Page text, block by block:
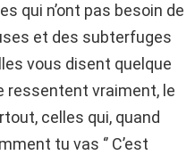
qui n’ont pas besoin de
et des subterfuges
vous disent quelque
ressentent vraiment, le
celles qui, quand
tu vas ‘’ C’est